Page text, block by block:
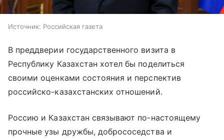
Источник: Российская газета
В преддверии государственного визита в
Республику Казахстан хотел бы поделиться
своими оценками состояния и перспектив
российско-казахстанских отношений.
Россию и Казахстан связывают по-настоящему
прочные узы дружбы, добрососедства и